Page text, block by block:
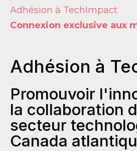
Adhésion à TechImpact
Connexion exclusive aux
Adhésion à
Promouvoir
la collaboration
secteur
Canada